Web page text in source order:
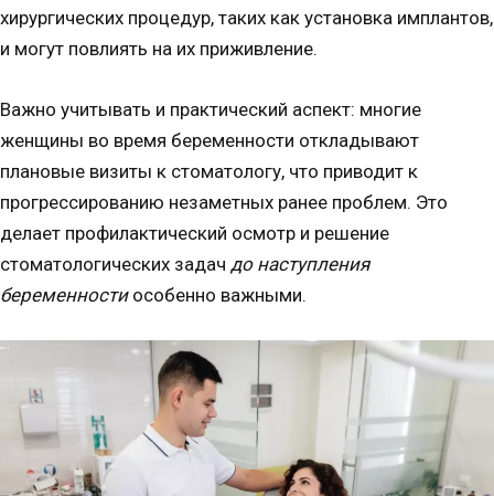
хирургических процедур, таких как установка имплантов,
и могут повлиять на их приживление.
Важно учитывать и практический аспект: многие
женщины во время беременности откладывают
плановые визиты к стоматологу, что приводит к
прогрессированию незаметных ранее проблем. Это
делает профилактический осмотр и решение
стоматологических задач до наступления
беременностиособенно важными.